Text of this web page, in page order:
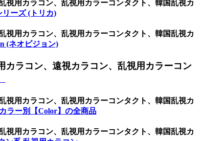
視用カラコン、乱視用カラーコンタクト、韓国乱視カ
リーズ (トリカ)
視用カラコン、乱視用カラーコンタクト、韓国乱視カ
(ネオビジョン)
ラコン、遠視カラコン、乱視用カラーコン
視用カラコン、乱視用カラーコンタクト、韓国乱視カ
ラー別【Color】の全商品
視用カラコン、乱視用カラーコンタクト、韓国乱視カ